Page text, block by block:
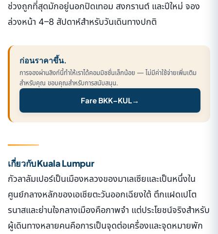
ช่วงถูกที่สุดมักอยู่นอกปิดเทอม สงกรานต์ และปีใหม่ จอง
ล่วงหน้า 4–8 สัปดาห์สำหรับวันเดินทางปกติ
ก่อนราคาขึ้น.
การจองผ่านลิงก์นี้ทำให้เราได้คอมมิชชั่นเล็กน้อย — ไม่มีค่าใช้จ่ายเพิ่มเติม
สำหรับคุณ ขอบคุณสำหรับการสนับสนุน.
Fare BKK–KUL→
เกี่ยวกับ Kuala Lumpur
กัวลาลัมเปอร์เป็นเมืองหลวงของมาเลเซียและเป็นหนึ่งใน
ศูนย์กลางหลักของเอเชียตะวันออกเฉียงใต้ ตึกแฝดเปโต
รนาสและย่านใจกลางเมืองคือภาพจำ แต่ประโยชน์จริงสำหรับ
ผู้เดินทางหลายคนคือการเป็นจุดต่อเครื่องและจุดหมายพัก